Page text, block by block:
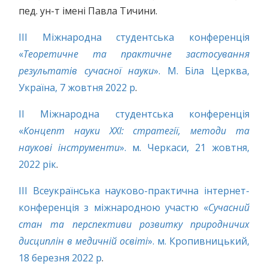
пед. ун-т імені Павла Тичини.
ІІІ Міжнародна студентська конференція
«Теоретичне та практичне застосування
результатів сучасної науки». М. Біла Церква,
Україна, 7 жовтня 2022 р.
ІІ Міжнародна студентська конференція
«Концепт науки XXI: стратегії, методи та
наукові інструменти». м. Черкаси, 21 жовтня,
2022 рік.
IIІ Всеукраїнська науково-практична інтернет-
конференція з міжнародною участю «Сучасний
стан та перспективи розвитку природничих
дисциплін в медичній освіті». м. Кропивницький,
18 березня 2022 р.